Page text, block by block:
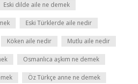
Eski dilde aile ne demek
Eski Türklerde aile nedir
Köken aile nedir Mutlu aile nedir
Osmanlıca aşkım ne demek
Öz Türkçe anne ne demek